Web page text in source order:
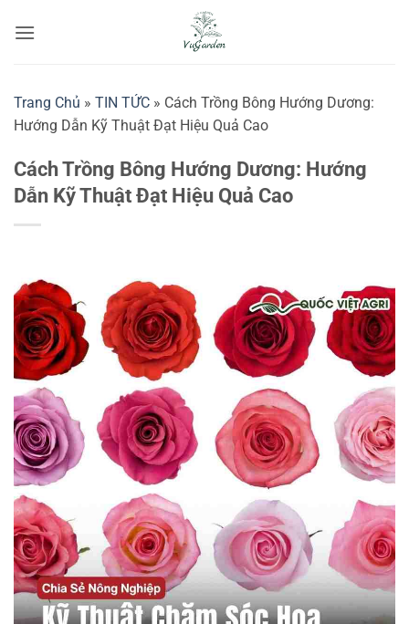
qua
Trang Chủ » TIN TỨC » Cách Trồng Bông Hướng Dương:
Hướng Dẫn Kỹ Thuật Đạt Hiệu Quả Cao
Cách Trồng Bông Hướng Dương: Hướng
Dẫn Kỹ Thuật Đạt Hiệu Quả Cao